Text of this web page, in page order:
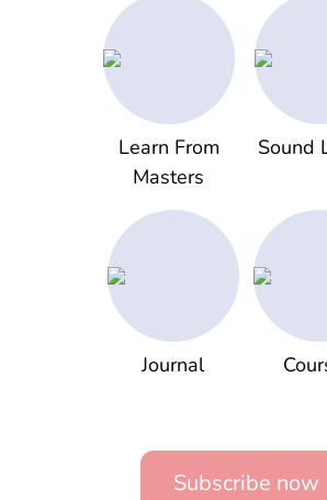
Learn From
Masters
Sound
Journal
Subscribe now